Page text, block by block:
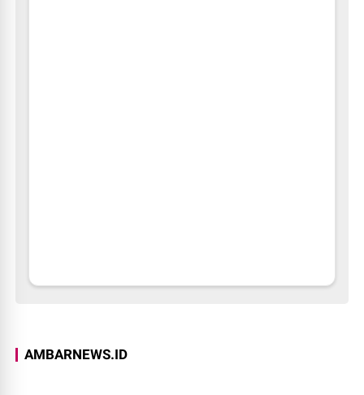
AMBARNEWS.ID